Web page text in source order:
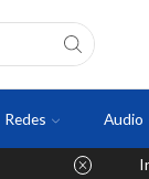
Redes Audio